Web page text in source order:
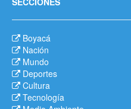
Boyacá
Nación
Mundo
Deportes
Cultura
Tecnología